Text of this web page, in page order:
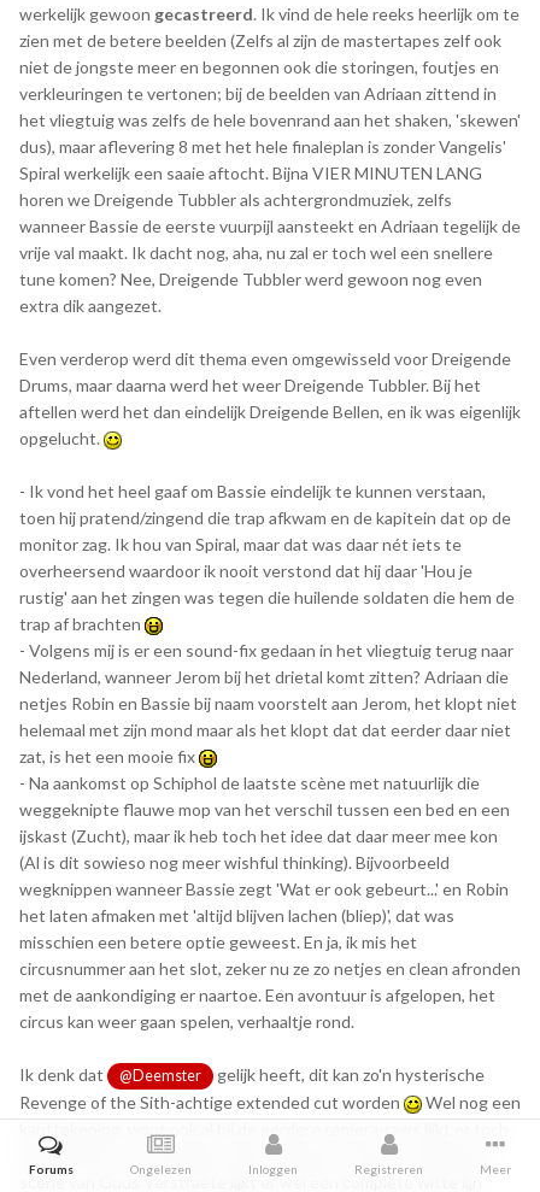
werkelijk gewoon gecastreerd. Ik vind de hele reeks heerlijk om te
zien met de betere beelden (Zelfs al zijn de mastertapes zelf ook
niet de jongste meer en begonnen ook die storingen, foutjes en
verkleuringen te vertonen; bij de beelden van Adriaan zittend in
het vliegtuig was zelfs de hele bovenrand aan het shaken, 'skewen'
dus), maar aflevering 8 met het hele finaleplan is zonder Vangelis'
Spiral werkelijk een saaie aftocht. Bijna VIER MINUTEN LANG
horen we Dreigende Tubbler als achtergrondmuziek, zelfs
wanneer Bassie de eerste vuurpijl aansteekt en Adriaan tegelijk de
vrije val maakt. Ik dacht nog, aha, nu zal er toch wel een snellere
tune komen? Nee, Dreigende Tubbler werd gewoon nog even
extra dik aangezet.
Even verderop werd dit thema even omgewisseld voor Dreigende
Drums, maar daarna werd het weer Dreigende Tubbler. Bij het
aftellen werd het dan eindelijk Dreigende Bellen, en ik was eigenlijk
opgelucht.
- Ik vond het heel gaaf om Bassie eindelijk te kunnen verstaan,
toen hij pratend/zingend die trap afkwam en de kapitein dat op de
monitor zag. Ik hou van Spiral, maar dat was daar nét iets te
overheersend waardoor ik nooit verstond dat hij daar 'Hou je
rustig' aan het zingen was tegen die huilende soldaten die hem de
trap af brachten
- Volgens mij is er een sound-fix gedaan in het vliegtuig terug naar
Nederland, wanneer Jerom bij het drietal komt zitten? Adriaan die
netjes Robin en Bassie bij naam voorstelt aan Jerom, het klopt niet
helemaal met zijn mond maar als het klopt dat dat eerder daar niet
zat, is het een mooie fix
- Na aankomst op Schiphol de laatste scène met natuurlijk die
weggeknipte flauwe mop van het verschil tussen een bed en een
ijskast (Zucht), maar ik heb toch het idee dat daar meer mee kon
(Al is dit sowieso nog meer wishful thinking). Bijvoorbeeld
wegknippen wanneer Bassie zegt 'Wat er ook gebeurt...' en Robin
het laten afmaken met 'altijd blijven lachen (bliep)', dat was
misschien een betere optie geweest. En ja, ik mis het
circusnummer aan het slot, zeker nu ze zo netjes en clean afronden
met de aankondiging er naartoe. Een avontuur is afgelopen, het
circus kan weer gaan spelen, verhaaltje rond.
Ik denk dat @Deemster
gelijk heeft, dit kan zo'n hysterische
Revenge of the Sith-achtige extended cut worden
Wel nog een
kanttekening, want ook al bij de eerdere camera-raws lijkt er toch
aanvullende verscherping te zijn toegepast; bij de verslaggever-
scène van Guus Verstraete lijkt er wel een complete witte lijn
Forums Ongelezen Inloggen Registreren Meer